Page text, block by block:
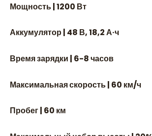
Мощность | 1200 Вт
Аккумулятор | 48 В, 18,2 А·ч
Время зарядки | 6-8 часов
Максимальная скорость | 60 км/ч
Пробег | 60 км